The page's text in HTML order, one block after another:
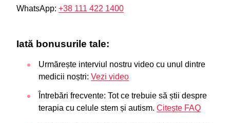
WhatsApp: +38 111 422 1400
Iată bonusurile tale:
Urmărește interviul nostru video cu unul dintre
medicii noștri: Vezi video
Întrebări frecvente: Tot ce trebuie să știi despre
terapia cu celule stem și autism. Citește FAQ